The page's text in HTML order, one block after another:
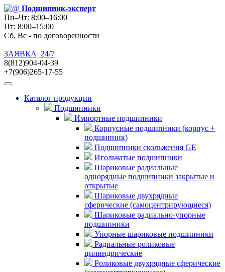
Подшипник-эксперт
Пн–Чт: 8:00–16:00
Пт: 8:00–15:00
Сб, Вс - по договоренности
ЗАЯВКА
24/7
8(812)904-04-39
+7(906)265-17-55
Каталог продукции
Подшипники
Импортные подшипники
Корпусные подшипники (корпус +
подшипник)
Подшипники скольжения GE
Игольчатые подшипники
Шариковые радиальные
однорядные подшипники закрытые и
открытые
Шариковые двухрядные
сферические (самоцентрирующиеся)
Шариковые радиально-упорные
подшипники
Упорные шариковые подшипники
Радиальные роликовые
цилиндрические
Роликовые двухрядные сферические